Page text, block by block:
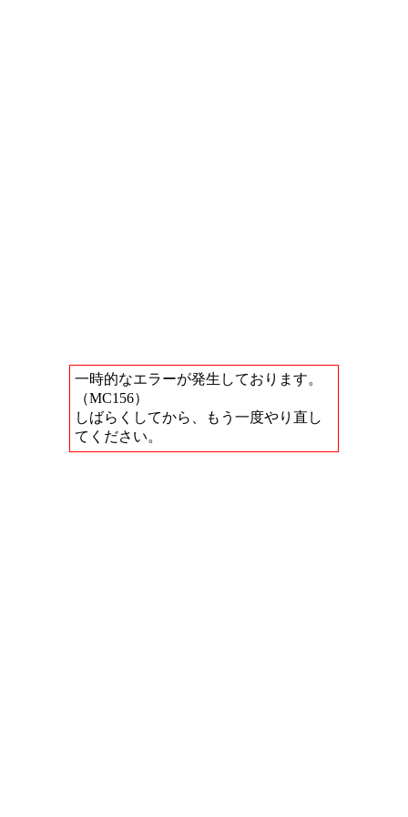
一時的なエラーが発生しております。
（MC156）
しばらくしてから、もう一度やり直し
てください。